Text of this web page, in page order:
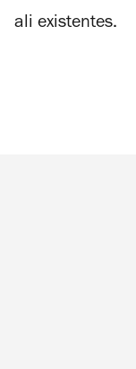
ali existentes.